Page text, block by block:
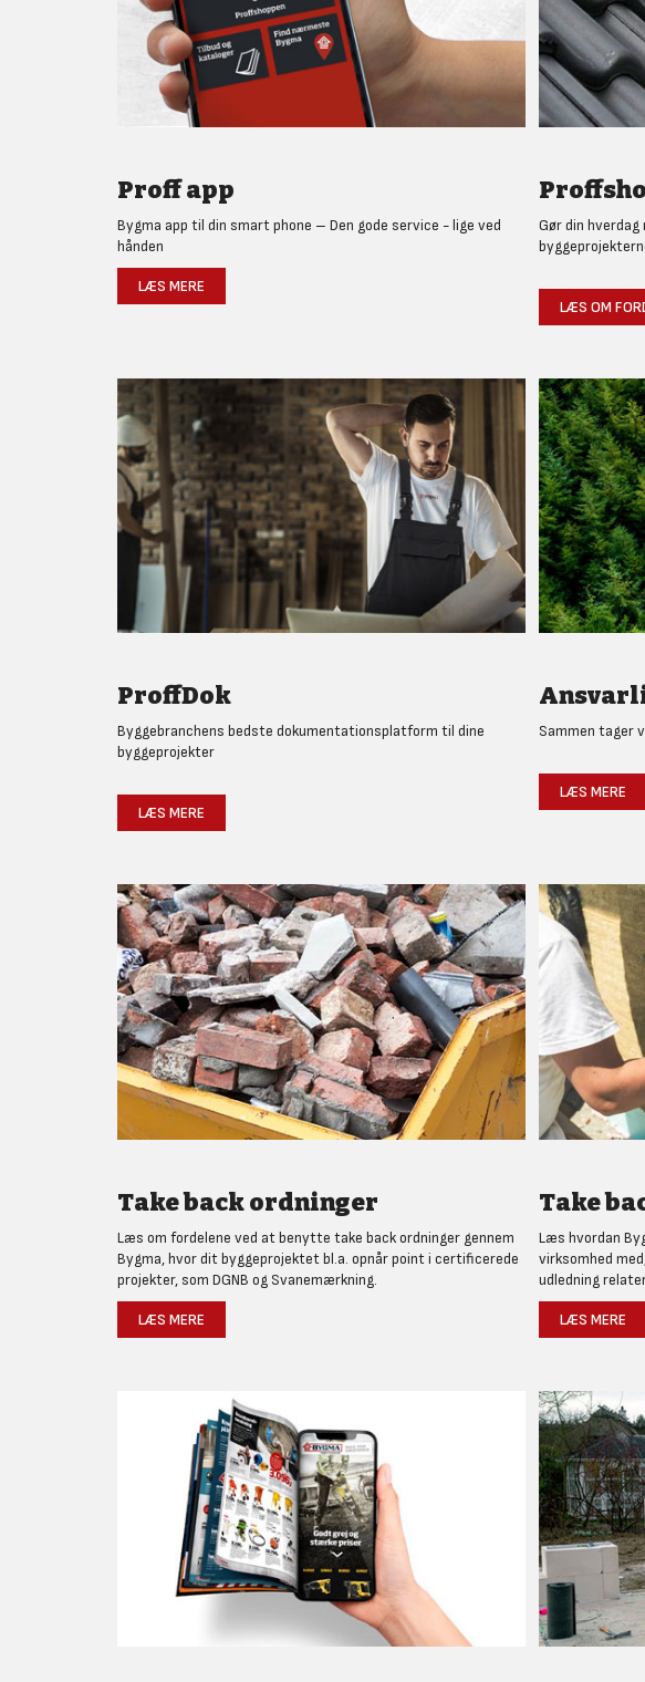
Proff app
Bygma app til din smart phone – Den gode service - lige ved
hånden
LÆS MERE
Gør din
LÆS OM
ProffDok
Byggebranchens bedste dokumentationsplatform til dine
byggeprojekter
LÆS MERE
Sammen tager
LÆS MERE
Take back ordninger
Læs om fordelene ved at benytte take back ordninger gennem
Bygma, hvor dit byggeprojektet bl.a. opnår point i certificerede
projekter, som DGNB og Svanemærkning.
LÆS MERE
Take
Læs hvordan
virksomhed
udledning
LÆS MERE